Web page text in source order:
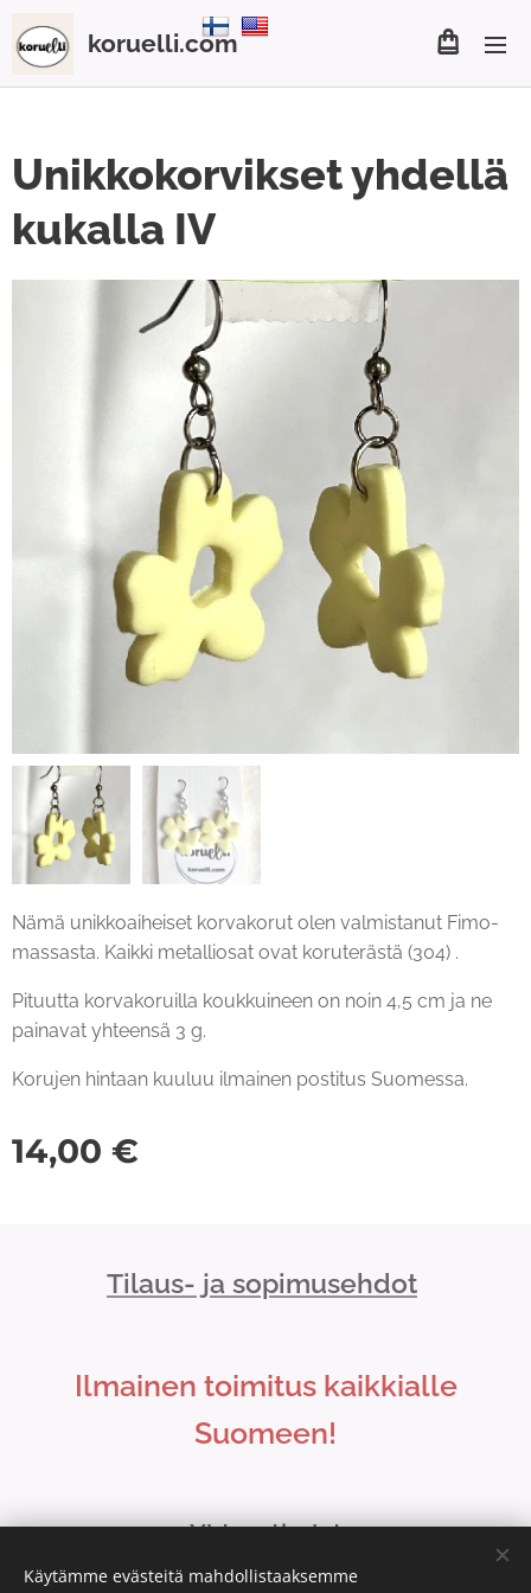
koruelli.com
Unikkokorvikset yhdellä
kukalla IV
Nämä unikkoaiheiset korvakorut olen valmistanut Fimo-
massasta. Kaikki metalliosat ovat koruterästä (304) .
Pituutta korvakoruilla koukkuineen on noin 4,5 cm ja ne
painavat yhteensä 3 g.
Korujen hintaan kuuluu ilmainen postitus Suomessa.
14,00 €
Tilaus- ja sopimusehdot
Ilmainen toimitus kaikkialle
Suomeen!
Yhteystiedot
Käytämme evästeitä mahdollistaaksemme